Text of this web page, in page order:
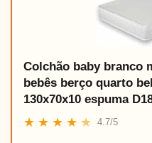
Colchão baby branco
bebês berço quarto
130x70x10 espuma
★ ★ ★ ★ ★ 4.7/5